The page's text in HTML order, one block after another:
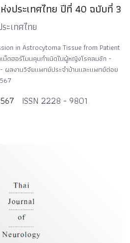
งประเทศไทย ปีที่ 40 ฉบับที่ 3
ะเทศไทย
in Astrocytoma Tissue from Patient
ดฮอร์โมนคุมกำเนิดในผู้หญิงโรคลมชัก -
ผลงานวิจัยแพทย์ประจำบ้านและแพทย์ต่อย
ISSN 2228 - 9801